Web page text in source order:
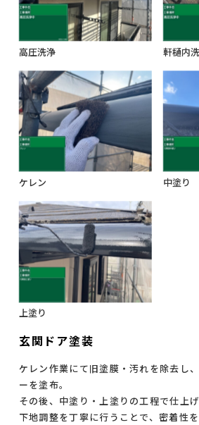
高圧洗浄 軒樋内
ケレン 中塗り
上塗り
玄関ドア塗装
ケレン作業にて旧塗膜・汚れを除去し
ーを塗布。
その後、中塗り・上塗りの工程で仕上げ
下地調整を丁寧に行うことで、密着性